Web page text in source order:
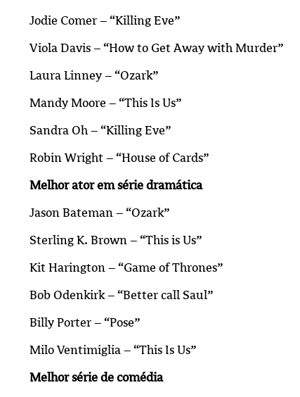
Jodie Comer – “Killing Eve”
Viola Davis – “How to Get Away with Murder”
Laura Linney – “Ozark”
Mandy Moore – “This Is Us”
Sandra Oh – “Killing Eve”
Robin Wright – “House of Cards”
Melhor ator em série dramática
Jason Bateman – “Ozark”
Sterling K. Brown – “This is Us”
Kit Harington – “Game of Thrones”
Bob Odenkirk – “Better call Saul”
Billy Porter – “Pose”
Milo Ventimiglia – “This Is Us”
Melhor série de comédia